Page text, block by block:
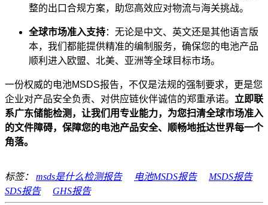
整的出口合规方案，助您高效应对物流与海关挑战。
全球市场准入支持：无论是中文、英文还是其他语言版
本，我们都能提供精准的编制服务，确保您的电池产品
顺利进入欧盟、北美、亚洲等全球目标市场。
一份权威的电池MSDS报告，不仅是法规的强制要求，更是您
企业对产品安全负责、对供应链伙伴诚信的郑重承诺。 立即联
系广东储能检测，让我们用专业能力，为您扫清全球市场准入
的文件障碍，保障您的电池产品安全、顺畅地抵达世界每一个
角落。
标签： msds是什么检测报告 电池MSDS报告
MSDS报告
SDS报告
GHS报告